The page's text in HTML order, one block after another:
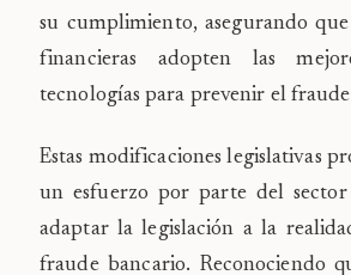
su cumplimiento, asegurando
financieras adopten las
tecnologías para prevenir el
Estas modificaciones legislativas
un esfuerzo por parte del
adaptar la legislación a la
fraude bancario. Reconociendo